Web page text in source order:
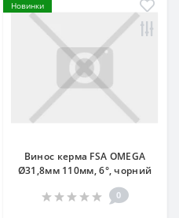
Новинки
Винос керма FSA OMEGA
Ø31,8мм 110мм, 6°, чорний
0